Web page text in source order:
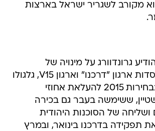
מקורב לשגריר ישראל בארצות
גרונדוורג על מינויה של
ברונשטיין, ממייסדות ארגון "דרכנו" וארגון V15, גלגולו
הקודם שפעל בבחירות 2015 להעלאת אחוזי
ששימשה בעבר גם בכירה
ושליחה של הסוכנות היהודית
את תפקידה בדרכנו בינואר, ובמרץ